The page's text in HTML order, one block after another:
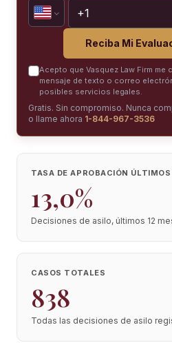
Reciba Mi
Acepto que Vasquez Law Firm me
mensaje de texto o correo
posibles servicios legales.
Gratis. Sin compromiso. Nunca
o llame ahora 1-844-967-3536
TASA DE APROBACIÓN ÚLTIMOS
13,0%
Decisiones de asilo, últimos 12
CASOS TOTALES
838
Todas las decisiones de asilo